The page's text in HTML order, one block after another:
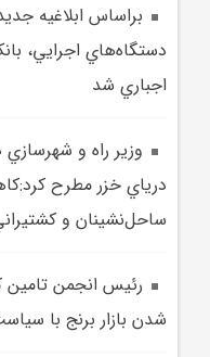
براساس ابلاغيه
دستگاه‌هاي اجرايي،
اجباري شد
وزير راه و
درياي خزر مطرح
ساحل‌نشينان و
رئيس انجمن تامين
شدن بازار برنج با